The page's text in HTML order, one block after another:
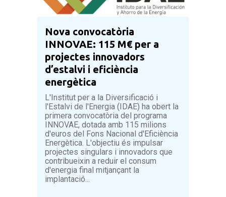
Infraestructures
Litoral
Medi Natural
Mobilitat
Pacte dels alcaldes
Qualitat ambiental
Residus
Nova convocatòria
INNOVAE: 115 M€ per a
projectes innovadors
d’estalvi i eficiència
energètica
L'Institut per a la Diversificació i
l'Estalvi de l'Energia (IDAE) ha obert la
primera convocatòria del programa
INNOVAE, dotada amb 115 milions
d'euros del Fons Nacional d'Eficiència
Energètica. L'objectiu és impulsar
projectes singulars i innovadors que
contribueixin a reduir el consum
d'energia final mitjançant la
implantació...